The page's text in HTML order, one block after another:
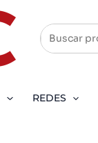
REDES